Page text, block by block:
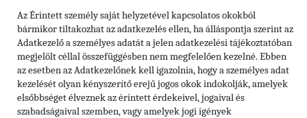
Az Érintett személy saját helyzetével kapcsolatos okokból
bármikor tiltakozhat az adatkezelés ellen, ha álláspontja szerint az
Adatkezelő a személyes adatát a jelen adatkezelési tájékoztatóban
megjelölt céllal összefüggésben nem megfelelően kezelné. Ebben
az esetben az Adatkezelőnek kell igazolnia, hogy a személyes adat
kezelését olyan kényszerítő erejű jogos okok indokolják, amelyek
elsőbbséget élveznek az érintett érdekeivel, jogaival és
szabadságaival szemben, vagy amelyek jogi igények